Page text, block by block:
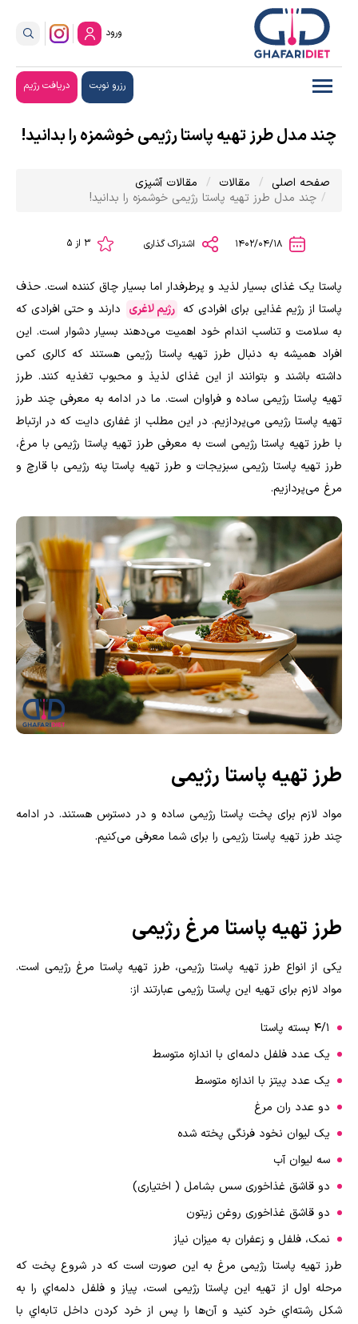
ورود
رزرو نوبت دریافت رژیم
چند مدل طرز تهیه پاستا رژیمی خوشمزه را بدانید!
صفحه اصلی مقالات
مقالات آشپزی
چند مدل طرز تهیه پاستا رژیمی خوشمزه را بدانید!
1402/04/18 اشتراک گذاری
پاستا یک غذای بسیار لذید و پرطرفدار اما بسیار چاق کننده است. حذف
پاستا از رژیم غذایی برای افرادی که رژیم لاغری دارند و حتی افرادی که
به سلامت و تناسب اندام خود اهمیت می‌دهند بسیار دشوار است. این
افراد همیشه به دنبال طرز تهیه پاستا رژیمی هستند که کالری کمی
داشته باشند و بتوانند از این غذای لذیذ و محبوب تغذیه کنند. طرز
تهیه پاستا رژیمی ساده و فراوان است. ما در ادامه به معرفی چند طرز
تهیه پاستا رژیمی می‌پردازیم. در این مطلب از غفاری دایت که در ارتباط
با طرز تهیه پاستا رژیمی است به معرفی طرز تهیه پاستا رژیمی با مرغ،
طرز تهیه پاستا رژیمی سبزیجات و طرز تهیه پاستا پنه رژیمی با قارچ و
مرغ می‌پردازیم.
طرز تهیه پاستا رژیمی
مواد لازم برای پخت پاستا رژیمی ساده و در دسترس هستند. در ادامه
چند طرز تهیه پاستا رژیمی را برای شما معرفی می‌کنیم.
طرز تهیه پاستا مرغ رژیمی
یکی از انواع طرز تهیه پاستا رژیمی، طرز تهیه پاستا مرغ رژیمی است.
مواد لازم برای تهیه این پاستا رژیمی عبارتند از:
۴/۱ بسته پاستا
یک عدد فلفل دلمه‌ای با اندازه متوسط
یک عدد پیتز با اندازه متوسط
دو عدد ران مرغ
یک لیوان نخود فرنگی پخته شده
سه لیوان آب
دو قاشق غذاخوری سس بشامل ( اختیاری)
دو قاشق غذاخوری روغن زیتون
نمک، فلفل و زعفران به میزان نیاز
طرز تهیه پاستا رژیمی مرغ به این صورت است که در شروع پخت که
مرحله اول از تهیه این پاستا رژیمی است، پياز و فلفل دلمه‌اي را به
شكل رشته‌اي خرد کنید و آن‌ها را پس از خرد کردن داخل تابه‌اي با